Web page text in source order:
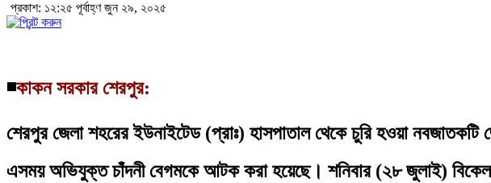
প্রকাশ: ১২:২৫ পূর্বাহ্ণ জুন ২৯, ২০২৫
◾কাকন সরকার শেরপুর:
শেরপুর জেলা শহরের ইউনাইটেড (প্রাঃ) হাসপাতাল থেকে চুরি হওয়া
এসময় অভিযুক্ত চাঁদনী বেগমকে আটক করা হয়েছে। শনিবার (২৮ জুলাই) বিকেল